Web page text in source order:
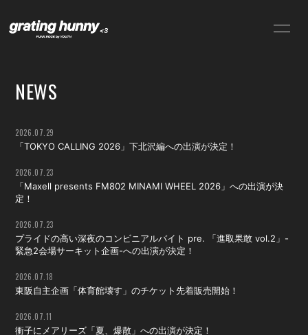
PROFILE
DISCOGRAPHY
NEWS
2026.07.29
「TOKYO CALLING 2026」下北沢編への出演が決定！
2026.07.23
「Maxell presents FM802 MINAMI WHEEL 2026」への出演が決
定！
2026.07.23
プライドの高い深夜のコンビニアルバイト pre. 「進取果敢 vol.2」-
緊急2会場サーキット企画-への出演が決定！
2026.07.18
東阪自主企画「体育館壊す」のチケット先着販売開始！
2026.07.11
衝子にメアリーズ「夏、爆散」への出演が決定！